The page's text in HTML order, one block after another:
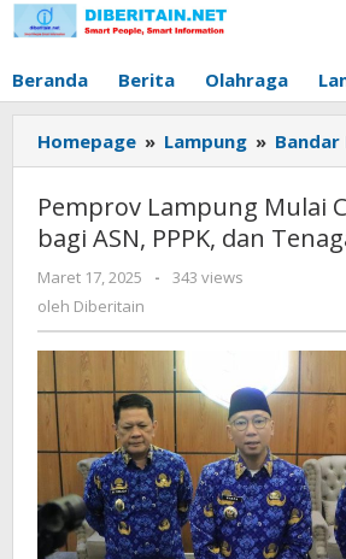
Lewati
ke
Beranda Berita Olahraga
Homepage » Lampung » Bandar
Pemprov Lampung Mulai
bagi ASN, PPPK, dan
Maret 17, 2025
oleh
-
343 views
oleh Diberitain